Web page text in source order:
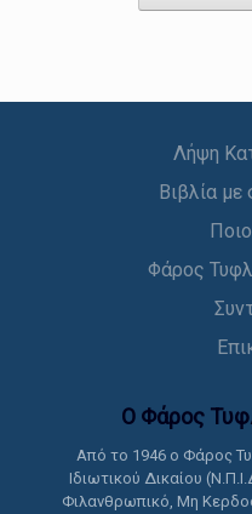
Λήψη
Βιβλία
Φάρος
Ο Φάρος
Από το 1946 ο Φάρος
Ιδιωτικού Δικαίου
Φιλανθρωπικό, Μη